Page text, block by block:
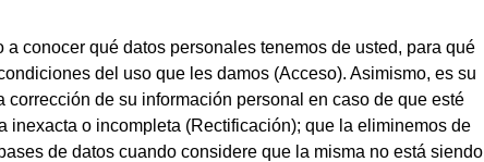
a conocer qué datos personales tenemos de usted, para qué
del uso que les damos (Acceso). Asimismo, es su
corrección de su información personal en caso de que esté
inexacta o incompleta (Rectificación); que la eliminemos de
de datos cuando considere que la misma no está siendo